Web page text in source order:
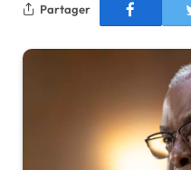
Partager